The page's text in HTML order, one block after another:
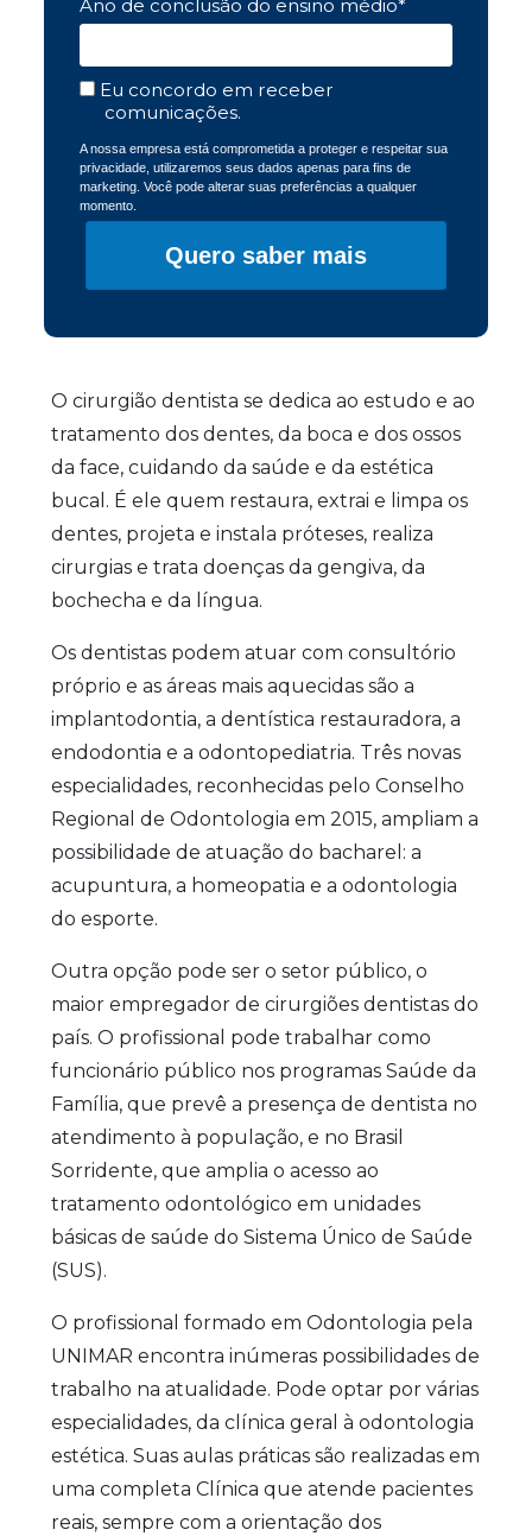
Ano de conclusão do ensino médio*
Eu concordo em receber
comunicações.
A nossa empresa está comprometida a proteger e respeitar sua
privacidade, utilizaremos seus dados apenas para fins de
marketing. Você pode alterar suas preferências a qualquer
momento.
Quero saber mais
O cirurgião dentista se dedica ao estudo e ao
tratamento dos dentes, da boca e dos ossos
da face, cuidando da saúde e da estética
bucal. É ele quem restaura, extrai e limpa os
dentes, projeta e instala próteses, realiza
cirurgias e trata doenças da gengiva, da
bochecha e da língua.
Os dentistas podem atuar com consultório
próprio e as áreas mais aquecidas são a
implantodontia, a dentística restauradora, a
endodontia e a odontopediatria. Três novas
especialidades, reconhecidas pelo Conselho
Regional de Odontologia em 2015, ampliam a
possibilidade de atuação do bacharel: a
acupuntura, a homeopatia e a odontologia
do esporte.
Outra opção pode ser o setor público, o
maior empregador de cirurgiões dentistas do
país. O profissional pode trabalhar como
funcionário público nos programas Saúde da
Família, que prevê a presença de dentista no
atendimento à população, e no Brasil
Sorridente, que amplia o acesso ao
tratamento odontológico em unidades
básicas de saúde do Sistema Único de Saúde
(SUS).
O profissional formado em Odontologia pela
UNIMAR encontra inúmeras possibilidades de
trabalho na atualidade. Pode optar por várias
especialidades, da clínica geral à odontologia
estética. Suas aulas práticas são realizadas em
uma completa Clínica que atende pacientes
reais, sempre com a orientação dos